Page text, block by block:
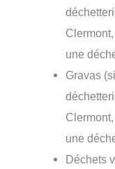
une
Gravas
une
Déchets